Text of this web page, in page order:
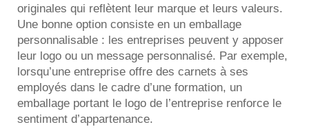
originales qui reflètent leur marque et leurs valeurs.
Une bonne option consiste en un emballage
personnalisable : les entreprises peuvent y apposer
leur logo ou un message personnalisé. Par exemple,
lorsqu’une entreprise offre des carnets à ses
employés dans le cadre d’une formation, un
emballage portant le logo de l’entreprise renforce le
sentiment d’appartenance.